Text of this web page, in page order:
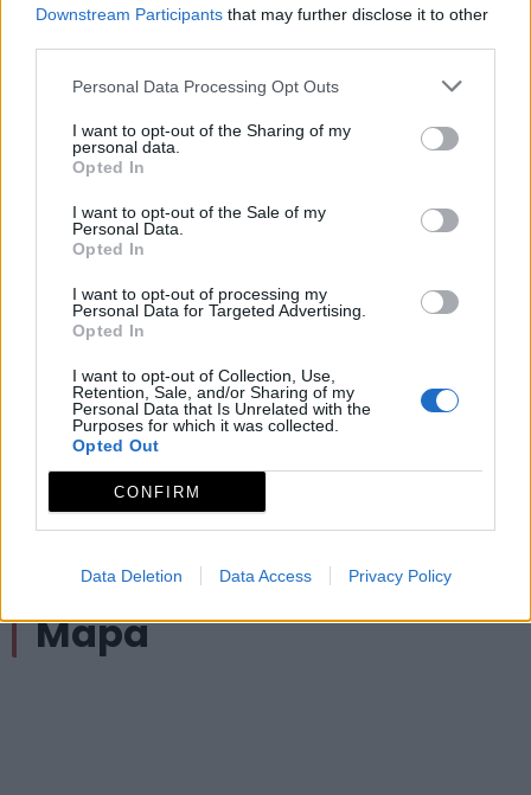
Downstream Participants that may further disclose it to other
Personal Data Processing Opt Outs
I want to opt-out of the Sharing of my
personal data.
Opted In
I want to opt-out of the Sale of my
Personal Data.
Opted In
I want to opt-out of processing my
Personal Data for Targeted Advertising.
Opted In
I want to opt-out of Collection, Use,
Retention, Sale, and/or Sharing of my
Personal Data that Is Unrelated with the
Purposes for which it was collected.
Opted Out
CONFIRM
Data Deletion Data Access Privacy Policy
Valle del Ambroz.
Desde el pueblo de La Garganta recorreremos
lugares muy curiosos, como es el enigmático Corral
ingeniosas artimañas con trampas para atrapar a
estos escurridizos depredadores, que eran un gran
problema para la crianza del ganado en la población.
También nos encontraremos con el Nevero o Pozo de
la nieve durante el invierno y comercializarla en los
meses estivales.
Una travesía que además nos brinda vistas
panorámicas excepcionales del impresionante Valle
del Ambroz, superando los 1000 metros de altitud.
Archivos adjuntos
Mapa